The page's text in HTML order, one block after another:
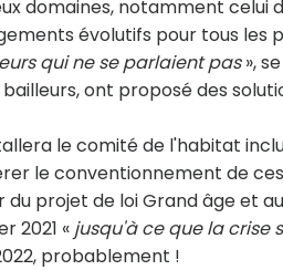
domaines, notamment celui
évolutifs pour tous les
qui ne se parlaient pas»,
ont proposé des
le comité de l'habitat
le conventionnement de
projet de loi Grand âge et
2021 « jusqu'à ce que la crise
probablement !